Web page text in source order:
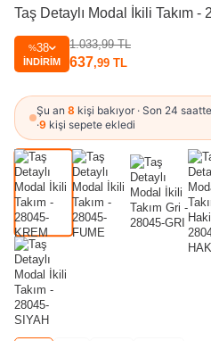
Taş Detaylı Modal İkili Takım -
%38
İNDIRIM
1.033,99TL
637,99 TL
Şu an 8 kişi bakıyor · Son 24 saatte
·9 kişi sepete ekledi